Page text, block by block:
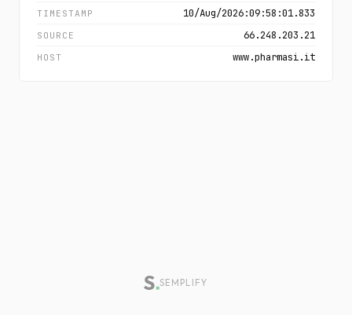
TIMESTAMP 10/Aug/2026:09:58:01.833
SOURCE 66.248.203.21
HOST www.pharmasi.it
SEMPLIFY